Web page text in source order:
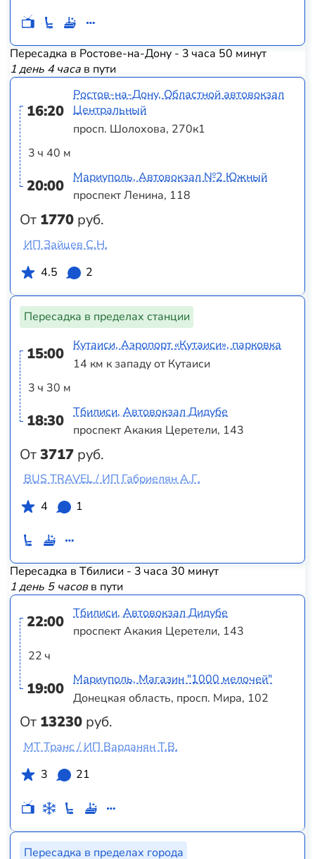
Пересадка в Ростове-на-Дону - 3 часа 50 минут
1 день 4 часав пути
16:20
3 ч 40 м
20:00
От 1770 руб.
Ростов-на-Дону, Областной автовокзал
Центральный
просп. Шолохова, 270к1
Мариуполь, Автовокзал №2 Южный
проспект Ленина, 118
ИП Зайцев С.Н.
4.5
2
Пересадка в пределах станции
15:00
3 ч 30 м
18:30
От3717 руб.
Кутаиси, Аэропорт «Кутаиси», парковка
14 км к западу от Кутаиси
Тбилиси, Автовокзал Дидубе
проспект Акакия Церетели, 143
BUS TRAVEL / ИП Габриелян А.Г.
4
1
Пересадка в Тбилиси - 3 часа 30 минут
1 день 5 часовв пути
22:00
22 ч
19:00
От 13230 руб.
Тбилиси, Автовокзал Дидубе
проспект Акакия Церетели, 143
Мариуполь, Магазин "1000 мелочей"
Донецкая область, просп. Мира, 102
МТ Транс / ИП Варданян Т.В.
3
21
Пересадка в пределах города